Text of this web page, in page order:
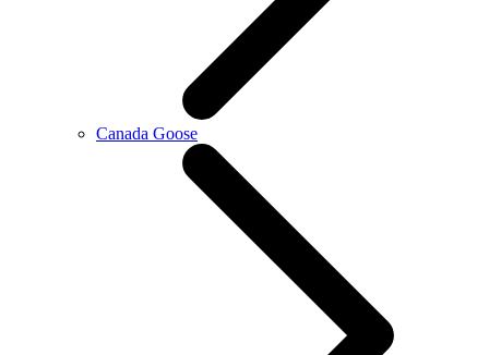
Canada Goose